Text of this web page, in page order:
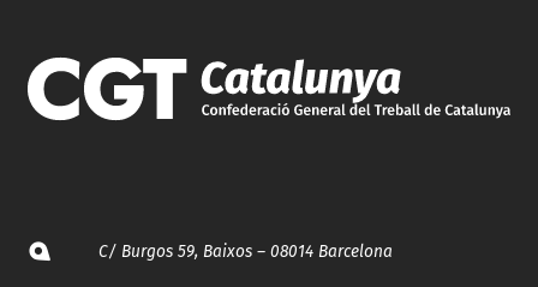
C/ Burgos 59, Baixos – 08014 Barcelona